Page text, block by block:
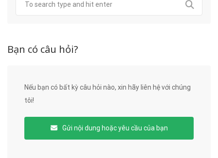
Bạn có câu hỏi?
Nếu bạn có bất kỳ câu hỏi nào, xin hãy liên hệ với chúng
tôi!
Gửi nội dung hoặc yêu cầu của bạn